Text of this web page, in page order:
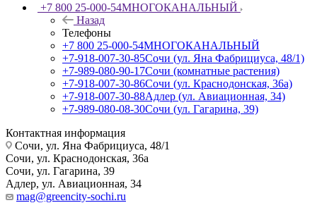
+7 800 25-000-54МНОГОКАНАЛЬНЫЙ
Назад
Телефоны
+7 800 25-000-54МНОГОКАНАЛЬНЫЙ
+7-918-007-30-85Сочи (ул. Яна Фабрициуса, 48/1)
+7-989-080-90-17Сочи (комнатные растения)
+7-918-007-30-86Сочи (ул. Краснодонская, 36а)
+7-918-007-30-88Адлер (ул. Авиационная, 34)
+7-989-080-08-30Сочи (ул. Гагарина, 39)
Контактная информация
Сочи, ул. Яна Фабрициуса, 48/1
Сочи, ул. Краснодонская, 36а
Сочи, ул. Гагарина, 39
Адлер, ул. Авиационная, 34
mag@greencity-sochi.ru